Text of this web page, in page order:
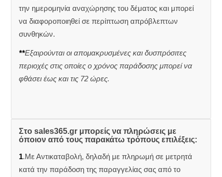
την ημερομηνία αναχώρησης του δέματος και μπορεί
να διαφοροποιηθεί σε περίπτωση απρόβλεπτων
συνθηκών.
**Εξαιρούνται οι απομακρυσμένες και δυσπρόσιτες
περιοχές στις οποίες ο χρόνος παράδοσης μπορεί να
φθάσει έως και τις 72 ώρες.
Στο sales365.gr μπορείς να πληρώσεις με
όποιον από τους παρακάτω τρόπους επιλέξεις:
1.Με Αντικαταβολή, δηλαδή με πληρωμή σε μετρητά
κατά την παράδοση της παραγγελίας σας από το